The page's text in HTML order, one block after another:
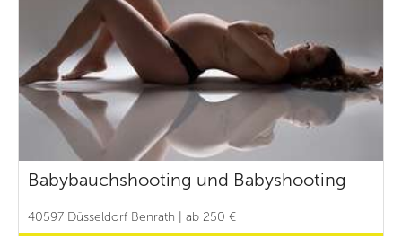
Babybauchshooting und Babyshooting
40597 Düsseldorf Benrath | ab 250 €